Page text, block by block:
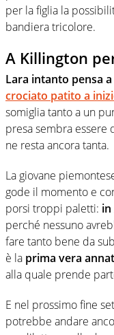
per la figlia la
bandiera tricolore.
A Killington
Lara intanto pensa
crociato patito a
somiglia tanto a un
presa sembra essere
ne resta ancora tanta.
La giovane
gode il momento e
porsi troppi paletti:
perché nessuno
fare tanto bene da
è la prima vera
alla quale prende
E nel prossimo fine
potrebbe andare